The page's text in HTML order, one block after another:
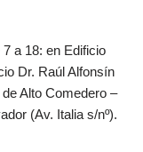
a 18: en Edificio
Dr. Raúl Alfonsín
Alto Comedero –
(Av. Italia s/nº).